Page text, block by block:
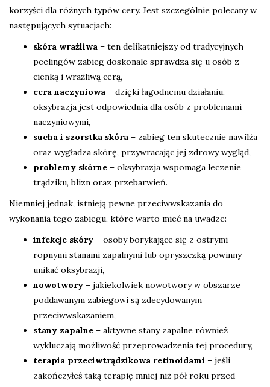
korzyści dla różnych typów cery. Jest szczególnie polecany w
następujących sytuacjach:
skóra wrażliwa – ten delikatniejszy od tradycyjnych
peelingów zabieg doskonale sprawdza się u osób z
cienką i wrażliwą cerą,
cera naczyniowa – dzięki łagodnemu działaniu,
oksybrazja jest odpowiednia dla osób z problemami
naczyniowymi,
sucha i szorstka skóra – zabieg ten skutecznie nawilża
oraz wygładza skórę, przywracając jej zdrowy wygląd,
problemy skórne – oksybrazja wspomaga leczenie
trądziku, blizn oraz przebarwień.
Niemniej jednak, istnieją pewne przeciwwskazania do
wykonania tego zabiegu, które warto mieć na uwadze:
infekcje skóry – osoby borykające się z ostrymi
ropnymi stanami zapalnymi lub opryszczką powinny
unikać oksybrazji,
nowotwory – jakiekolwiek nowotwory w obszarze
poddawanym zabiegowi są zdecydowanym
przeciwwskazaniem,
stany zapalne – aktywne stany zapalne również
wykluczają możliwość przeprowadzenia tej procedury,
terapia przeciwtrądzikowa retinoidami – jeśli
zakończyłeś taką terapię mniej niż pół roku przed